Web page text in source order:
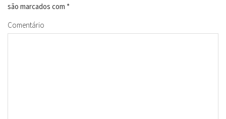
são marcados com *
Comentário